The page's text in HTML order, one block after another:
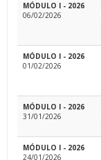
MÓDULO I - 2026
06/02/2026
MÓDULO I - 2026
01/02/2026
MÓDULO I - 2026
31/01/2026
MÓDULO I - 2026
24/01/2026